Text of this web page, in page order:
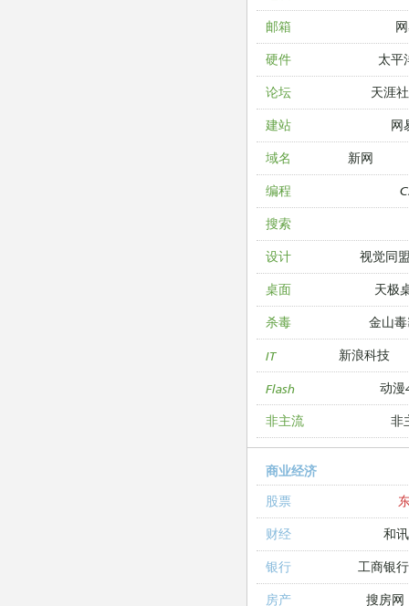
邮箱
硬件 太平
论坛 天涯
建站 网
域名 新网
编程
搜索
设计 视觉同
桌面 天极
杀毒 金山
IT 新浪科技
Flash 动漫
非主流 非
商业经济
股票
财经 和
银行 工商银行
房产 搜房网